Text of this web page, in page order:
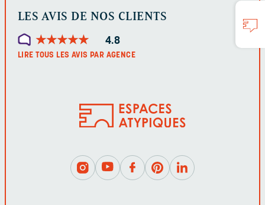
LES AVIS DE NOS CLIENTS
★★★★★
★★★★★ 4.8
LIRE TOUS LES AVIS PAR AGENCE